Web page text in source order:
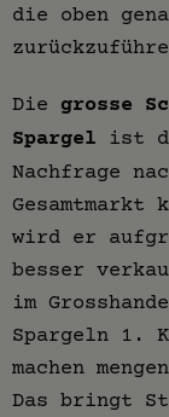
die oben
Die grosse
Spargel ist
Nachfrage
wird er
besser
im
Spargeln 1.
machen
Das bringt